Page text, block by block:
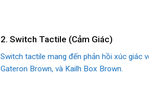
2. Switch Tactile (Cảm Giác)
Switch tactile mang đến phản hồi xúc giác
Gateron Brown, và Kailh Box Brown.